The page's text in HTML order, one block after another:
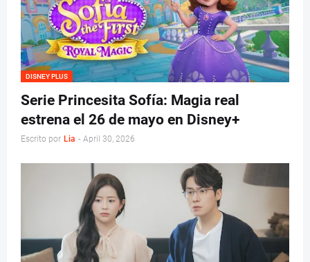
DISNEY PLUS
Serie Princesita Sofía: Magia real
estrena el 26 de mayo en Disney+
Escrito por Lia - April 30, 2026